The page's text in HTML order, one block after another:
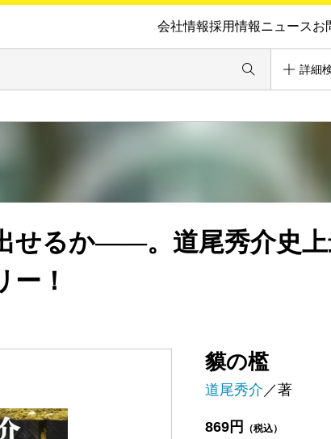
会社情報採用情報ニュースお
詳細
貘の檻
道尾秀介 ／著
869円 （税込）
せるか――。道尾秀介史
ー！